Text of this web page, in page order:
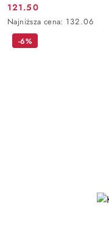
Cena
promocyjna:
121.50
Najniższa
cena
Najniższa cena: 132.06
-6%